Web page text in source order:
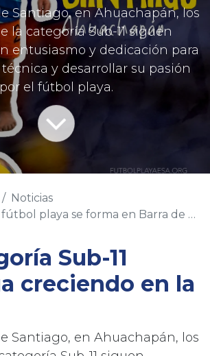
Santiago, en Ahuachapán, los
la categoría Sub-11 siguen
entusiasmo y dedicación para
y desarrollar su pasión
por el fútbol playa.
Noticias
playa se forma en Barra de Santiago
Sub-11
creciendo en la
Santiago, en Ahuachapán, los